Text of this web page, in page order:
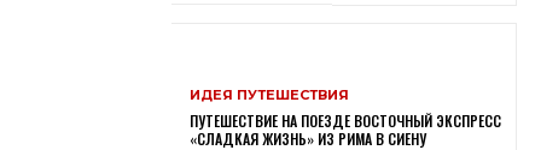
ИДЕЯ ПУТЕШЕСТВИЯ
ПУТЕШЕСТВИЕ НА ПОЕЗДЕ ВОСТОЧНЫЙ ЭКСПРЕСС
«СЛАДКАЯ ЖИЗНЬ» ИЗ РИМА В СИЕНУ